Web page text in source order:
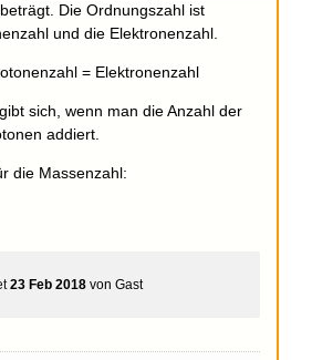
Die Ordnungszahl ist
und die Elektronenzahl.
= Elektronenzahl
sich, wenn man die Anzahl der
addiert.
die Massenzahl:
23 Feb 2018 von Gast